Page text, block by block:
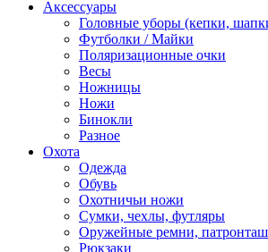
Аксессуары
Головные уборы (кепки,
Футболки / Майки
Поляризационные очки
Весы
Ножницы
Ножи
Бинокли
Разное
Охота
Одежда
Обувь
Охотничьи ножи
Сумки, чехлы, футляры
Оружейные ремни,
Рюкзаки